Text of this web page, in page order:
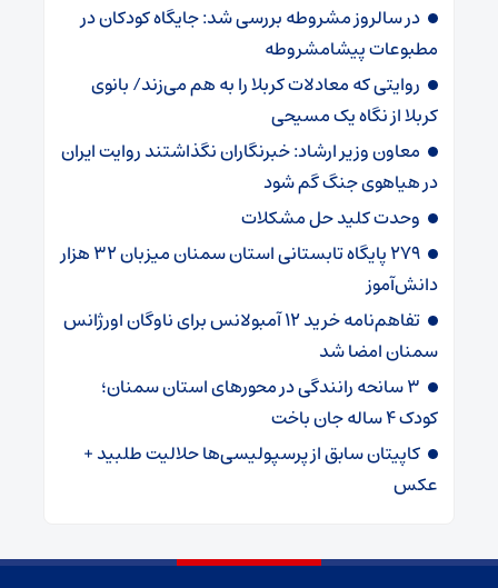
در سالروز مشروطه بررسی شد: جایگاه کودکان در
مطبوعات پیشامشروطه
روایتی که معادلات کربلا را به هم می‌زند/ بانوی
کربلا از نگاه یک مسیحی
معاون وزیر ارشاد: خبرنگاران نگذاشتند روایت ایران
در هیاهوی جنگ گم شود
وحدت کلید حل مشکلات
۲۷۹ پایگاه تابستانی استان سمنان میزبان ۳۲ هزار
دانش‌آموز
تفاهم‌نامه خرید ۱۲ آمبولانس برای ناوگان اورژانس
سمنان امضا شد
۳ سانحه رانندگی در محورهای استان سمنان؛
کودک ۴ ساله جان باخت
کاپیتان سابق از پرسپولیسی‌ها حلالیت طلبید +
عکس